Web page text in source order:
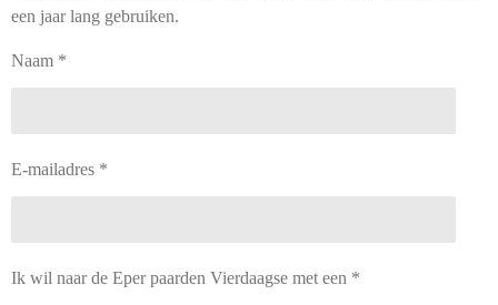
een jaar lang gebruiken.
Naam *
E-mailadres *
Ik wil naar de Eper paarden Vierdaagse met een *